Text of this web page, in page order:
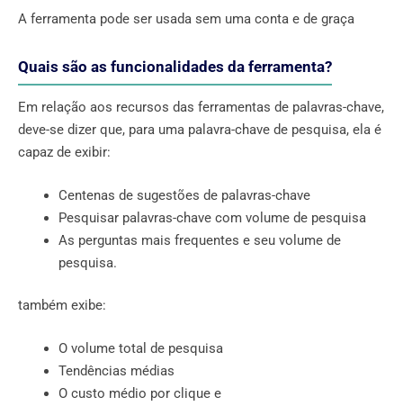
A ferramenta pode ser usada sem uma conta e de graça
Quais são as funcionalidades da ferramenta?
Em relação aos recursos das ferramentas de palavras-chave,
deve-se dizer que, para uma palavra-chave de pesquisa, ela é
capaz de exibir:
Centenas de sugestões de palavras-chave
Pesquisar palavras-chave com volume de pesquisa
As perguntas mais frequentes e seu volume de
pesquisa.
também exibe:
O volume total de pesquisa
Tendências médias
O custo médio por clique e